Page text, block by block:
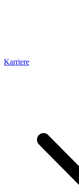
Karriere